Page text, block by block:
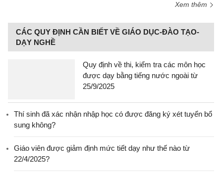
Xem thêm
CÁC QUY ĐỊNH CẦN BIẾT VỀ GIÁO DỤC-ĐÀO TẠO-
DẠY NGHỀ
Quy định về thi, kiểm tra các môn học
được dạy bằng tiếng nước ngoài từ
25/9/2025
Thí sinh đã xác nhận nhập học có được đăng ký xét tuyển bổ
sung không?
Giáo viên được giảm định mức tiết dạy như thế nào từ
22/4/2025?